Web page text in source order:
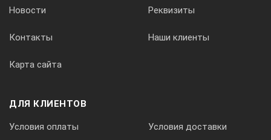
Новости Реквизиты
Контакты Наши клиенты
Карта сайта
ДЛЯ КЛИЕНТОВ
Условия оплаты Условия доставки